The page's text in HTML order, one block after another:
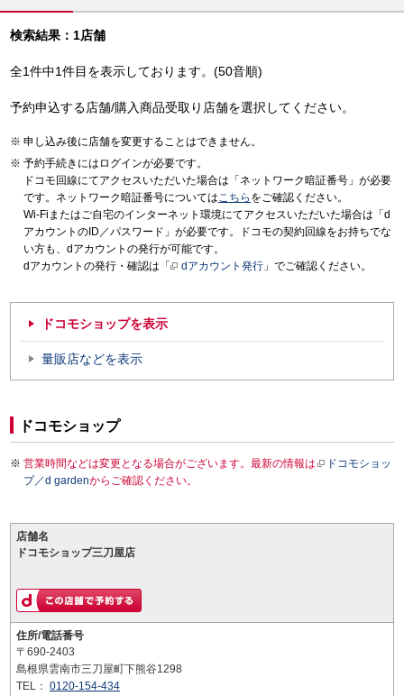
検索結果：1店舗
全1件中1件目を表示しております。(50音順)
予約申込する店舗/購入商品受取り店舗を選択してください。
申し込み後に店舗を変更することはできません。
予約手続きにはログインが必要です。
ドコモ回線にてアクセスいただいた場合は「ネットワーク暗証番号」が必要
です。ネットワーク暗証番号についてはこちら をご確認ください。
Wi-Fiまたはご自宅のインターネット環境にてアクセスいただいた場合は「d
アカウントのID／パスワード」が必要です。ドコモの契約回線をお持ちでな
い方も、dアカウントの発行が可能です。
dアカウントの発行・確認は「
dアカウント発行 」でご確認ください。
ドコモショップを表示
量販店などを表示
ドコモショップ
営業時間などは変更となる場合がございます。最新の情報は
ドコモショッ
プ／d gardenからご確認ください。
店舗名
ドコモショップ三刀屋店
住所/電話番号
〒690-2403
島根県雲南市三刀屋町下熊谷1298
TEL： 0120-154-434